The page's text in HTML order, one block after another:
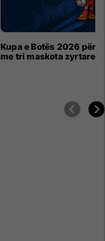
Kupa e Botës 2026 për
me tri maskota zyrtare